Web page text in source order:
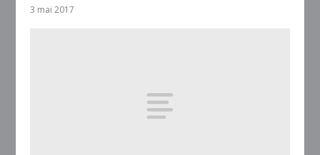
3 mai 2017